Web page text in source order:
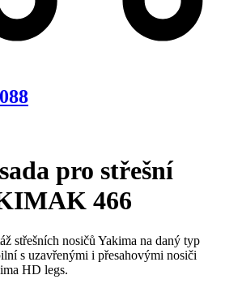
pro střešní
466
střešních nosičů Yakima na daný typ
s uzavřenými i přesahovými nosiči
HD legs.